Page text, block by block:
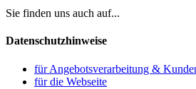
Sie finden uns auch auf...
Datenschutzhinweise
für Angebotsverarbeitung &
für die Webseite